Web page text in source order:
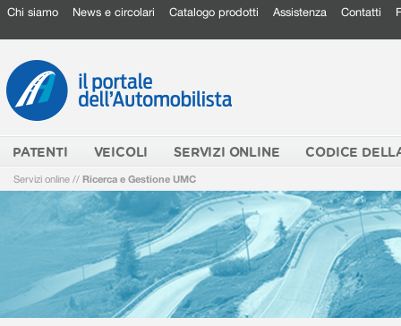
Chi siamo News e circolari Catalogo prodotti Assistenza Contatti
PATENTI VEICOLI SERVIZI ONLINE CODICE
Servizi online // Ricerca e Gestione UMC